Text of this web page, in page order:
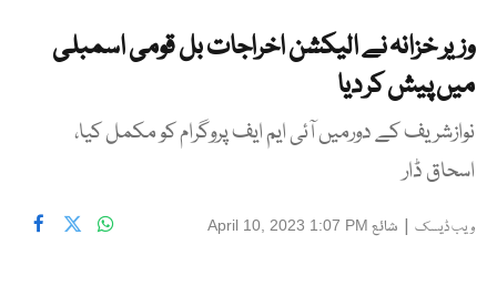
وزیر خزانہ نے الیکشن اخراجات بل قومی اسمبلی
میں پیش کر دیا
نوازشریف کے دورمیں آئی ایم ایف پروگرام کو مکمل کیا،
اسحاق ڈار
ویب ڈیسک | شائع April 10, 2023 1:07 PM